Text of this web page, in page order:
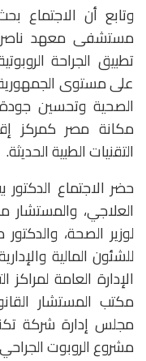
وتابع أن الاجتماع
مستشفى معهد ناصر
تطبيق الجراحة
على مستوى
الصحية وتحسين
مكانة مصر كمركز
التقنيات الطبية الحديثة.
حضر الاجتماع
العلاجي، والمستشار
لوزير الصحة،
للشئون المالية
الإدارة العامة
مكتب المستشار
مجلس إدارة شركة
مشروع الروبوت